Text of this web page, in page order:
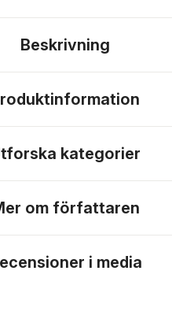
Beskrivning
kategorier
om författaren
i media